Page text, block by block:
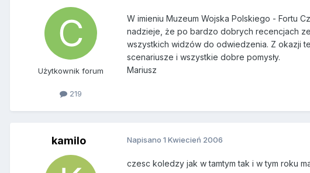
Użytkownik forum
219
W imieniu Muzeum Wojska Polskiego - Fortu
nadzieje, że po bardzo dobrych recencjach
wszystkich widzów do odwiedzenia. Z okazji
scenariusze i wszystkie dobre pomysły.
Mariusz
kamilo Napisano 1 Kwiecień 2006
czesc koledzy jak w tamtym tak i w tym roku